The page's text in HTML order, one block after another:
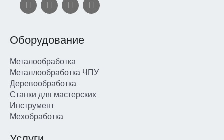
Оборудование
Металообработка
Металлообработка ЧПУ
Деревообработка
Станки для мастерских
Инструмент
Мехобработка